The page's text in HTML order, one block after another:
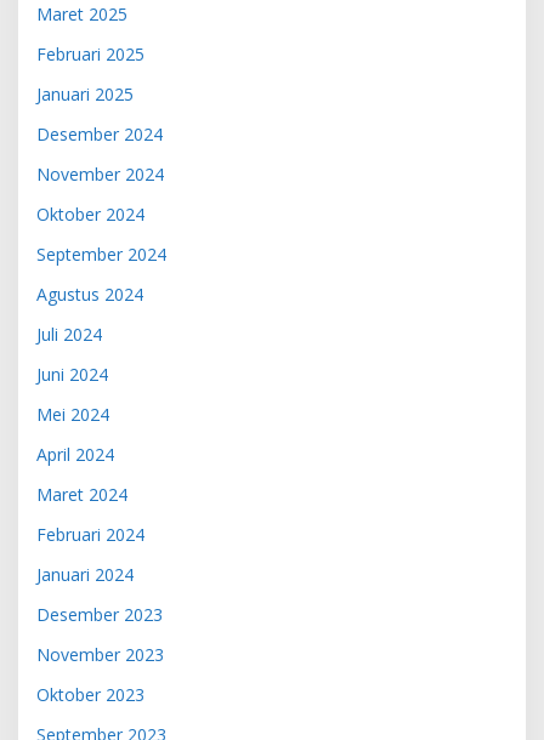
Maret 2025
Februari 2025
Januari 2025
Desember 2024
November 2024
Oktober 2024
September 2024
Agustus 2024
Juli 2024
Juni 2024
Mei 2024
April 2024
Maret 2024
Februari 2024
Januari 2024
Desember 2023
November 2023
Oktober 2023
September 2023